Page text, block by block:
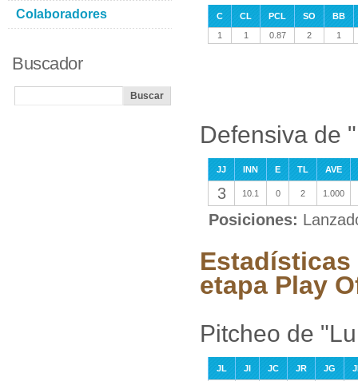
C CL PCL SO
BB
1
1 0.87 2 1
Defensiva de
JJ INN E TL AVE
3 10.1 0 2 1.000
Posiciones:
Estadísticas
etapa Play
Pitcheo de
JL JI JC JR JG
Colaboradores
Buscador